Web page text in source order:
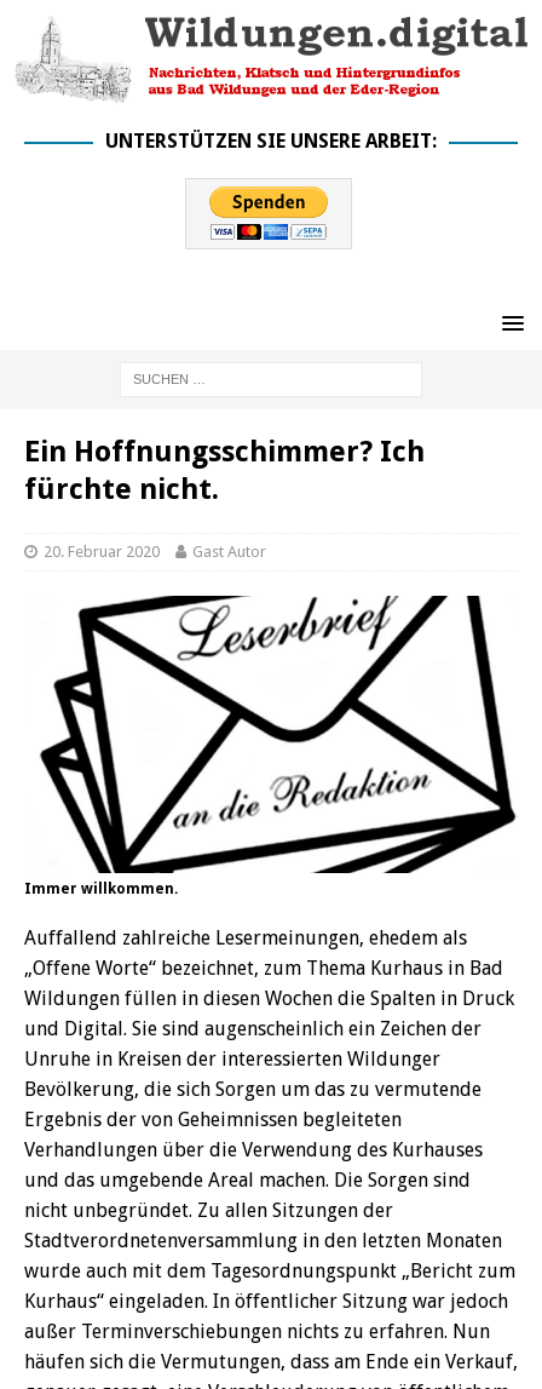
UNTERSTÜTZEN SIE UNSERE ARBEIT:
Ein Hoffnungsschimmer? Ich
fürchte nicht.
20. Februar 2020 Gast Autor
Immer willkommen.
Auffallend zahlreiche Lesermeinungen, ehedem als
„Offene Worte“ bezeichnet, zum Thema Kurhaus in Bad
Wildungen füllen in diesen Wochen die Spalten in Druck
und Digital. Sie sind augenscheinlich ein Zeichen der
Unruhe in Kreisen der interessierten Wildunger
Bevölkerung, die sich Sorgen um das zu vermutende
Ergebnis der von Geheimnissen begleiteten
Verhandlungen über die Verwendung des Kurhauses
und das umgebende Areal machen. Die Sorgen sind
nicht unbegründet. Zu allen Sitzungen der
Stadtverordnetenversammlung in den letzten Monaten
wurde auch mit dem Tagesordnungspunkt „Bericht zum
Kurhaus“ eingeladen. In öffentlicher Sitzung war jedoch
außer Terminverschiebungen nichts zu erfahren. Nun
häufen sich die Vermutungen, dass am Ende ein Verkauf,